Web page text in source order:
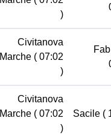
)
Civitanova
Marche ( 07:02
)
Civitanova
Marche ( 07:02
)
Sacile (